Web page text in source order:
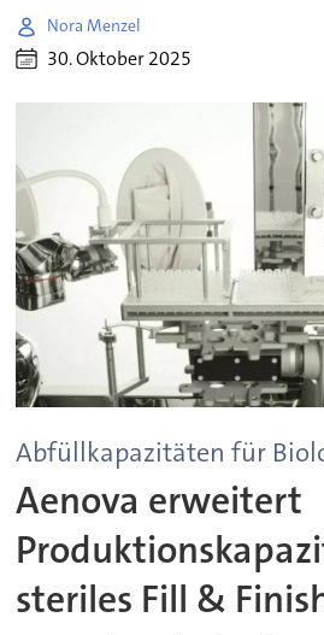
Nora Menzel
30. Oktober 2025
Abfüllkapazitäten für
Aenova erweitert
steriles Fill &